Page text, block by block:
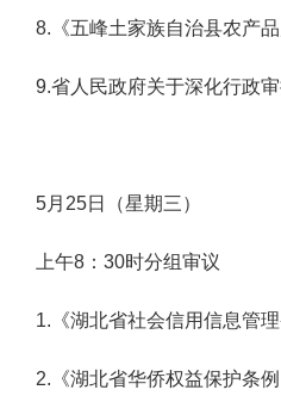
8.《五峰土家族自治县农产品
9.省人民政府关于深化行政
5月25日（星期三）
上午8：30时分组审议
1.《湖北省社会信用信息管理
2.《湖北省华侨权益保护条例